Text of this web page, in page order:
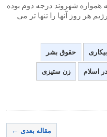
همواره شهروند درجه دوم بوده
هر روز آنها را تنها تر می
بیکاری حقوق بشر
اسلام زن ستیزی
مقاله بعدی ←